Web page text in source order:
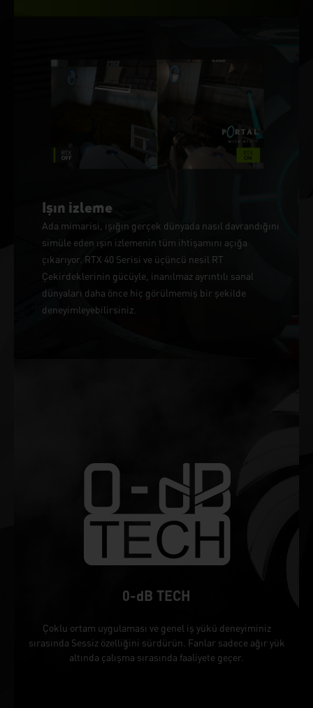
Işın izleme
Ada mimarisi, ışığın gerçek dünyada nasıl davrandığını
simüle eden ışın izlemenin tüm ihtişamını açığa
çıkarıyor. RTX 40 Serisi ve üçüncü nesil RT
Çekirdeklerinin gücüyle, inanılmaz ayrıntılı sanal
dünyaları daha önce hiç görülmemiş bir şekilde
deneyimleyebilirsiniz.
0-dB TECH
Çoklu ortam uygulaması ve genel iş yükü deneyiminiz
sırasında Sessiz özelliğini sürdürün. Fanlar sadece ağır yük
altında çalışma sırasında faaliyete geçer.